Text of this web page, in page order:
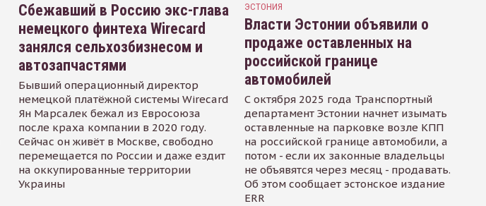
Сбежавший в Россию экс-глава
немецкого финтеха Wirecard
занялся сельхозбизнесом и
автозапчастями
Бывший операционный директор
немецкой платёжной системы Wirecard
Ян Марсалек бежал из Евросоюза
после краха компании в 2020 году.
Сейчас он живёт в Москве, свободно
перемещается по России и даже ездит
на оккупированные территории
Украины
ЭСТОНИЯ
Власти Эстонии объявили о
продаже оставленных на
российской границе
автомобилей
С октября 2025 года Транспортный
департамент Эстонии начнет изымать
оставленные на парковке возле КПП
на российской границе автомобили, а
потом - если их законные владельцы
не объявятся через месяц - продавать.
Об этом сообщает эстонское издание
ERR